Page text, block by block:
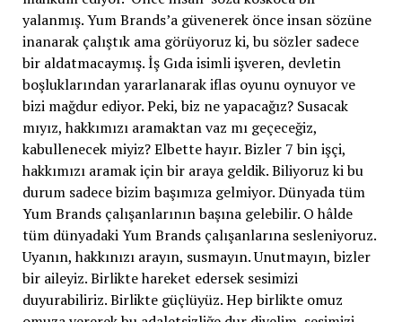
yalanmış. Yum Brands’a güvenerek önce insan sözüne
inanarak çalıştık ama görüyoruz ki, bu sözler sadece
bir aldatmacaymış. İş Gıda isimli işveren, devletin
boşluklarından yararlanarak iflas oyunu oynuyor ve
bizi mağdur ediyor. Peki, biz ne yapacağız? Susacak
mıyız, hakkımızı aramaktan vaz mı geçeceğiz,
kabullenecek miyiz? Elbette hayır. Bizler 7 bin işçi,
hakkımızı aramak için bir araya geldik. Biliyoruz ki bu
durum sadece bizim başımıza gelmiyor. Dünyada tüm
Yum Brands çalışanlarının başına gelebilir. O hâlde
tüm dünyadaki Yum Brands çalışanlarına sesleniyoruz.
Uyanın, hakkınızı arayın, susmayın. Unutmayın, bizler
bir aileyiz. Birlikte hareket edersek sesimizi
duyurabiliriz. Birlikte güçlüyüz. Hep birlikte omuz